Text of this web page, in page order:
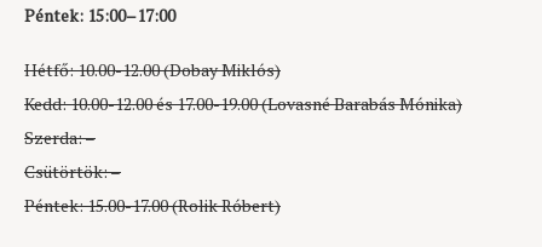
Péntek: 15:00–17:00
Hétfő: 10.00-12.00 (Dobay Miklós)
Kedd: 10.00-12.00 és 17.00-19.00 (Lovasné Barabás Mónika)
Szerda: –
Csütörtök: –
Péntek: 15.00-17.00 (Rolik Róbert)